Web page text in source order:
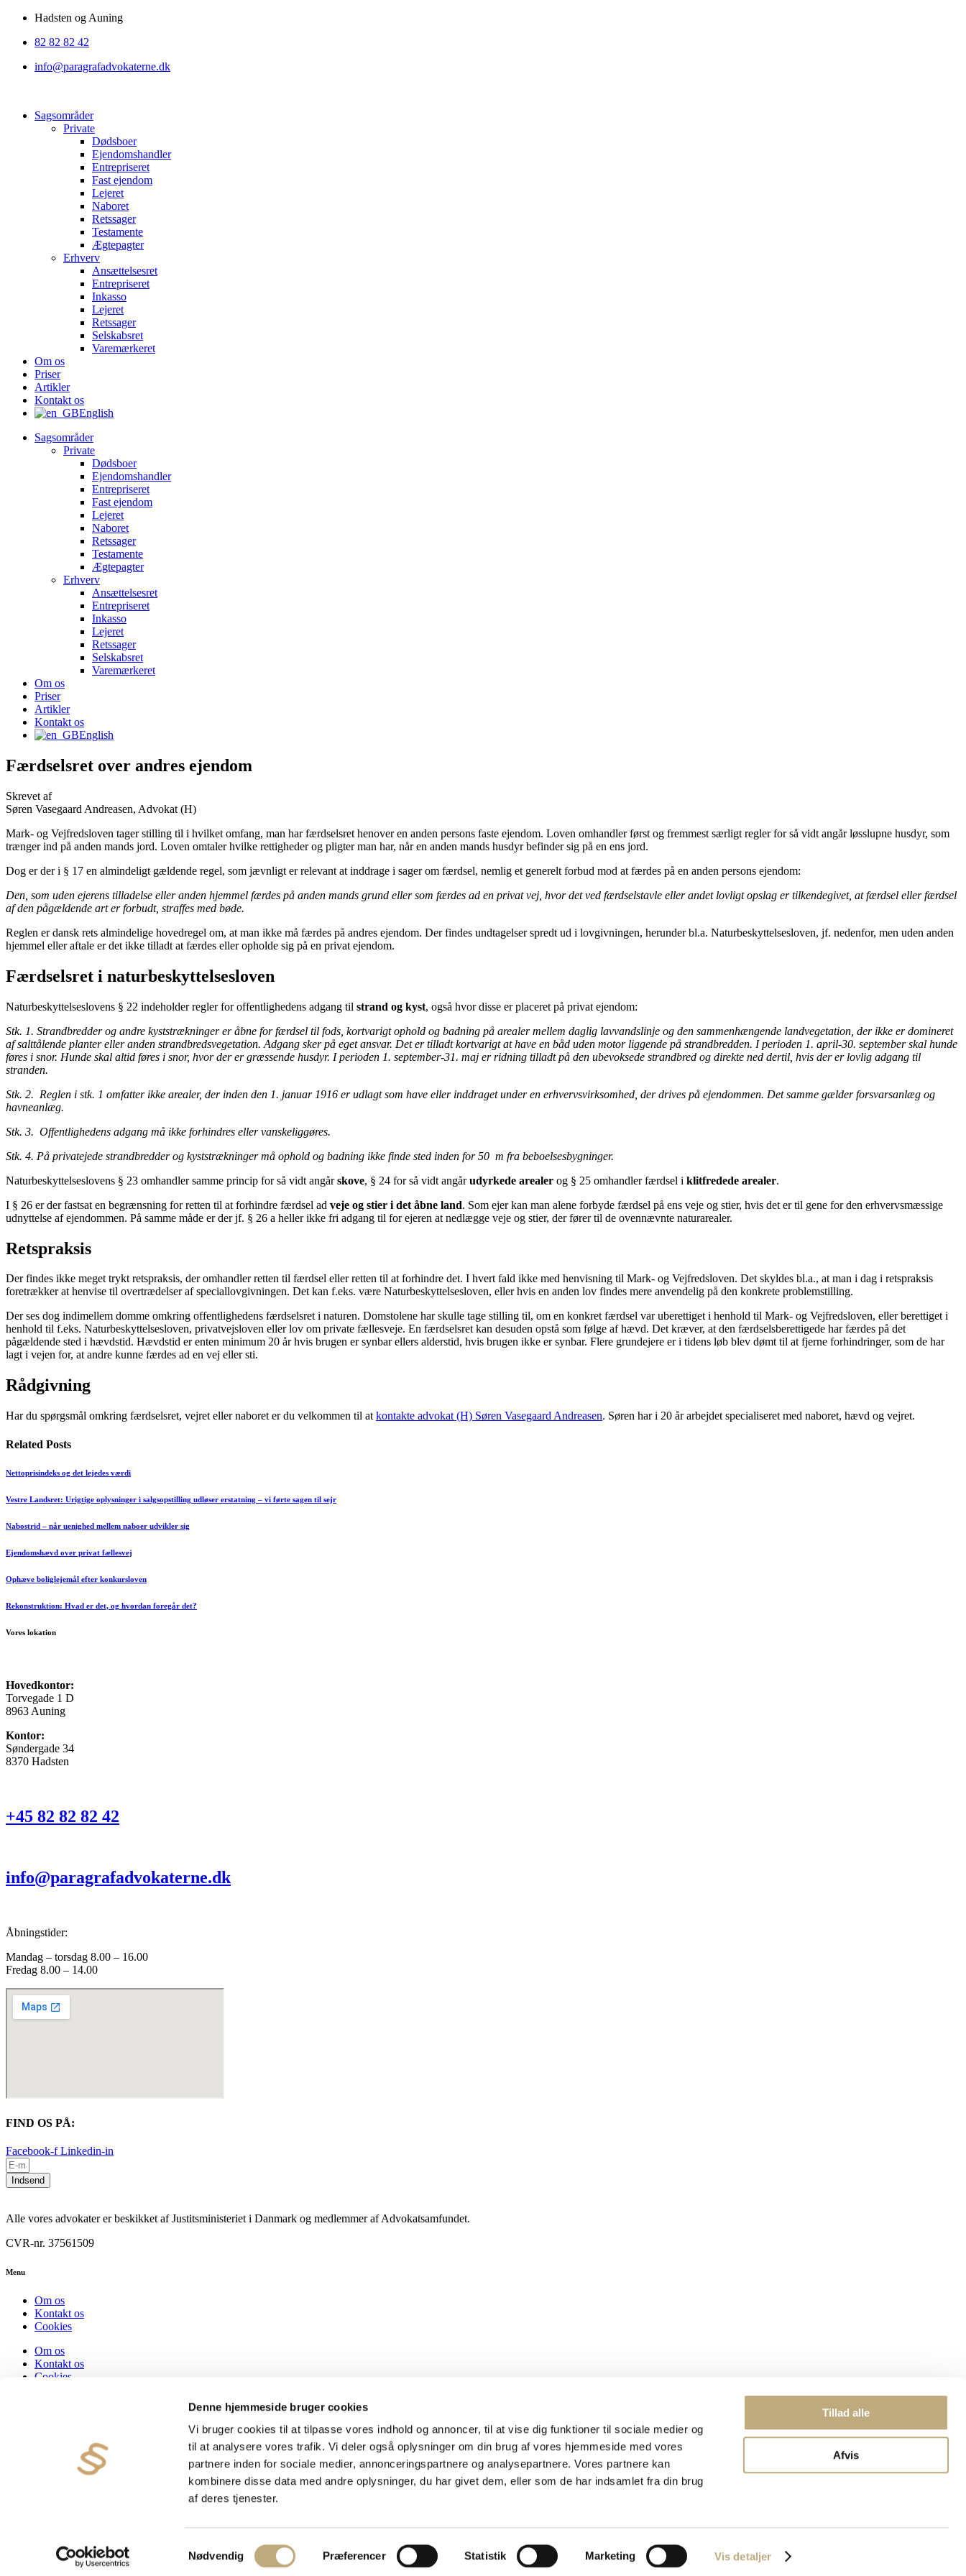
Denne hjemmeside bruger cookies
Vi bruger cookies til at tilpasse vores indhold og annoncer, til at vise dig funktioner til sociale medier og
til at analysere vores trafik. Vi deler også oplysninger om din brug af vores hjemmeside med vores
partnere inden for sociale medier, annonceringspartnere og analysepartnere. Vores partnere kan
kombinere disse data med andre oplysninger, du har givet dem, eller som de har indsamlet fra din brug
af deres tjenester.
Samtykkevalg
Nødvendig Præferencer Statistik Marketing Vis detaljer
Tillad alle
Afvis
Videre
indhold
Hadsten og Auning
82 82 82 42
info@paragrafadvokaterne.dk
Sagsområder
Private
Dødsboer
Ejendomshandler
Entrepriseret
Fast ejendom
Lejeret
Naboret
Retssager
Testamente
Ægtepagter
Erhverv
Ansættelsesret
Entrepriseret
Inkasso
Lejeret
Retssager
Selskabsret
Varemærkeret
Om os
Priser
Artikler
Kontakt os
English
Sagsområder
Private
Dødsboer
Ejendomshandler
Entrepriseret
Fast ejendom
Lejeret
Naboret
Retssager
Testamente
Ægtepagter
Erhverv
Ansættelsesret
Entrepriseret
Inkasso
Lejeret
Retssager
Selskabsret
Varemærkeret
Om os
Priser
Artikler
Kontakt os
English
Færdselsret over andres ejendom
Skrevet af
Søren Vasegaard Andreasen, Advokat (H)
Mark- og Vejfredsloven tager stilling til i hvilket omfang, man har færdselsret henover en anden persons faste ejendom. Loven omhandler først og fremmest særligt regler for så vidt angår løsslupne husdyr, som
trænger ind på anden mands jord. Loven omtaler hvilke rettigheder og pligter man har, når en anden mands husdyr befinder sig på en ens jord.
Dog er der i § 17 en almindeligt gældende regel, som jævnligt er relevant at inddrage i sager om færdsel, nemlig et generelt forbud mod at færdes på en anden persons ejendom:
Den, som uden ejerens tilladelse eller anden hjemmel færdes på anden mands grund eller som færdes ad en privat vej, hvor det ved færdselstavle eller andet lovligt opslag er tilkendegivet, at færdsel eller færdsel
af den pågældende art er forbudt, straffes med bøde.
Reglen er dansk rets almindelige hovedregel om, at man ikke må færdes på andres ejendom. Der findes undtagelser spredt ud i lovgivningen, herunder bl.a. Naturbeskyttelsesloven, jf. nedenfor, men uden anden
hjemmel eller aftale er det ikke tilladt at færdes eller opholde sig på en privat ejendom.
Færdselsret i naturbeskyttelsesloven
Naturbeskyttelseslovens § 22 indeholder regler for offentlighedens adgang til strand og kyst, også hvor disse er placeret på privat ejendom:
Stk. 1. Strandbredder og andre kyststrækninger er åbne for færdsel til fods, kortvarigt ophold og badning på arealer mellem daglig lavvandslinje og den sammenhængende landvegetation, der ikke er domineret
af salttålende planter eller anden strandbredsvegetation. Adgang sker på eget ansvar. Det er tilladt kortvarigt at have en båd uden motor liggende på strandbredden. I perioden 1. april-30. september skal hunde
føres i snor. Hunde skal altid føres i snor, hvor der er græssende husdyr. I perioden 1. september-31. maj er ridning tilladt på den ubevoksede strandbred og direkte ned dertil, hvis der er lovlig adgang til
stranden.
Stk. 2. Reglen i stk. 1 omfatter ikke arealer, der inden den 1. januar 1916 er udlagt som have eller inddraget under en erhvervsvirksomhed, der drives på ejendommen. Det samme gælder forsvarsanlæg og
havneanlæg.
Stk. 3. Offentlighedens adgang må ikke forhindres eller vanskeliggøres.
Stk. 4. På privatejede strandbredder og kyststrækninger må ophold og badning ikke finde sted inden for 50 m fra beboelsesbygninger.
Naturbeskyttelseslovens § 23 omhandler samme princip for så vidt angårskove, § 24 for så vidt angårudyrkede arealer og § 25 omhandler færdsel i klitfredede arealer.
I § 26 er der fastsat en begrænsning for retten til at forhindre færdsel ad veje og stier i det åbne land. Som ejer kan man alene forbyde færdsel på ens veje og stier, hvis det er til gene for den erhvervsmæssige
udnyttelse af ejendommen. På samme måde er der jf. § 26 a heller ikke fri adgang til for ejeren at nedlægge veje og stier, der fører til de ovennævnte naturarealer.
Retspraksis
Der findes ikke meget trykt retspraksis, der omhandler retten til færdsel eller retten til at forhindre det. I hvert fald ikke med henvisning til Mark- og Vejfredsloven. Det skyldes bl.a., at man i dag i retspraksis
foretrækker at henvise til overtrædelser af speciallovgivningen. Det kan f.eks. være Naturbeskyttelsesloven, eller hvis en anden lov findes mere anvendelig på den konkrete problemstilling.
Der ses dog indimellem domme omkring offentlighedens færdselsret i naturen. Domstolene har skulle tage stilling til, om en konkret færdsel var uberettiget i henhold til Mark- og Vejfredsloven, eller berettiget i
henhold til f.eks. Naturbeskyttelsesloven, privatvejsloven eller lov om private fællesveje. En færdselsret kan desuden opstå som følge af hævd. Det kræver, at den færdselsberettigede har færdes på det
pågældende sted i hævdstid. Hævdstid er enten minimum 20 år hvis brugen er synbar ellers alderstid, hvis brugen ikke er synbar. Flere grundejere er i tidens løb blev dømt til at fjerne forhindringer, som de har
lagt i vejen for, at andre kunne færdes ad en vej eller sti.
Rådgivning
Har du spørgsmål omkring færdselsret, vejret eller naboret er du velkommen til at kontakte advokat (H) Søren Vasegaard Andreasen. Søren har i 20 år arbejdet specialiseret med naboret, hævd og vejret.
Related Posts
Nettoprisindeks og det lejedes værdi
Vestre Landsret: Urigtige oplysninger i salgsopstilling udløser erstatning – vi førte sagen til sejr
Nabostrid – når uenighed mellem naboer udvikler sig
Ejendomshævd over privat fællesvej
Ophæve boliglejemål efter konkursloven
Rekonstruktion: Hvad er det, og hvordan foregår det?
Vores lokation
Hovedkontor:
Torvegade 1 D
8963 Auning
Kontor:
Søndergade 34
8370 Hadsten
+45 82 82 82 42
info@paragrafadvokaterne.dk
Åbningstider:
Mandag – torsdag 8.00 – 16.00
Fredag 8.00 – 14.00
FIND OS PÅ:
Facebook-f Linkedin-in
Indsend
Alle vores advokater er beskikket af Justitsministeriet i Danmark og medlemmer af Advokatsamfundet.
CVR-nr. 37561509
Menu
Om os
Kontakt os
Cookies
Om os
Kontakt os
Cookies
Hadsten og Auning
info@paragrafadvokaterne.dk
Paragraf Advokaterne
Danish
English